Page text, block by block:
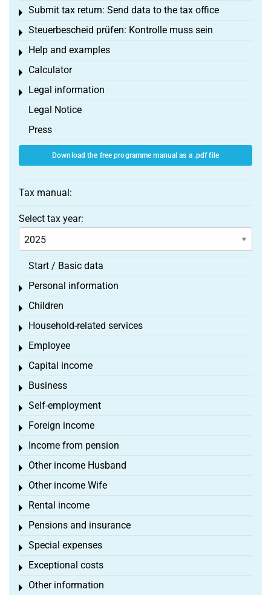
Submit tax return: Send data to the tax office
Toggle menu
Steuerbescheid prüfen: Kontrolle muss sein
Toggle menu
Help and examples
Toggle menu
Calculator
Toggle menu
Legal information
Toggle menu
Legal Notice
Press
Download the free programme manual as a .pdf file
Tax manual:
Select tax year:
Start / Basic data
Personal information
Toggle menu
Children
Toggle menu
Household-related services
Toggle menu
Employee
Toggle menu
Capital income
Toggle menu
Business
Toggle menu
Self-employment
Toggle menu
Foreign income
Toggle menu
Income from pension
Toggle menu
Other income Husband
Toggle menu
Other income Wife
Toggle menu
Rental income
Toggle menu
Pensions and insurance
Toggle menu
Special expenses
Toggle menu
Exceptional costs
Toggle menu
Other information
Toggle menu